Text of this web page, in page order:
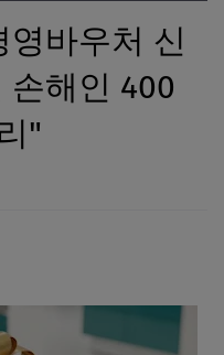
영바우처 신
손해인 400
"